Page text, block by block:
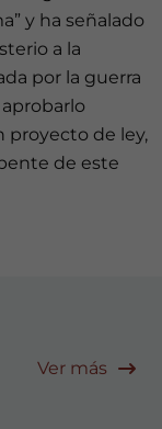
y ha señalado
a la
por la guerra
de ley,
de este
Ver más